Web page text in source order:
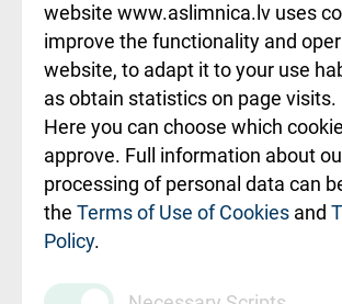
Rēķinu apmaksas
ceļvedis
Rekvizīti un
ārstniecības
iestādes kods
010000234
pakalpojumu
website www.aslimnica.lv uses
improve the functionality and
website, to adapt it to your use
as obtain statistics on page visits.
Here you can choose which
approve. Full information about
processing of personal data can
the Terms of Use of Cookies and
Policy.